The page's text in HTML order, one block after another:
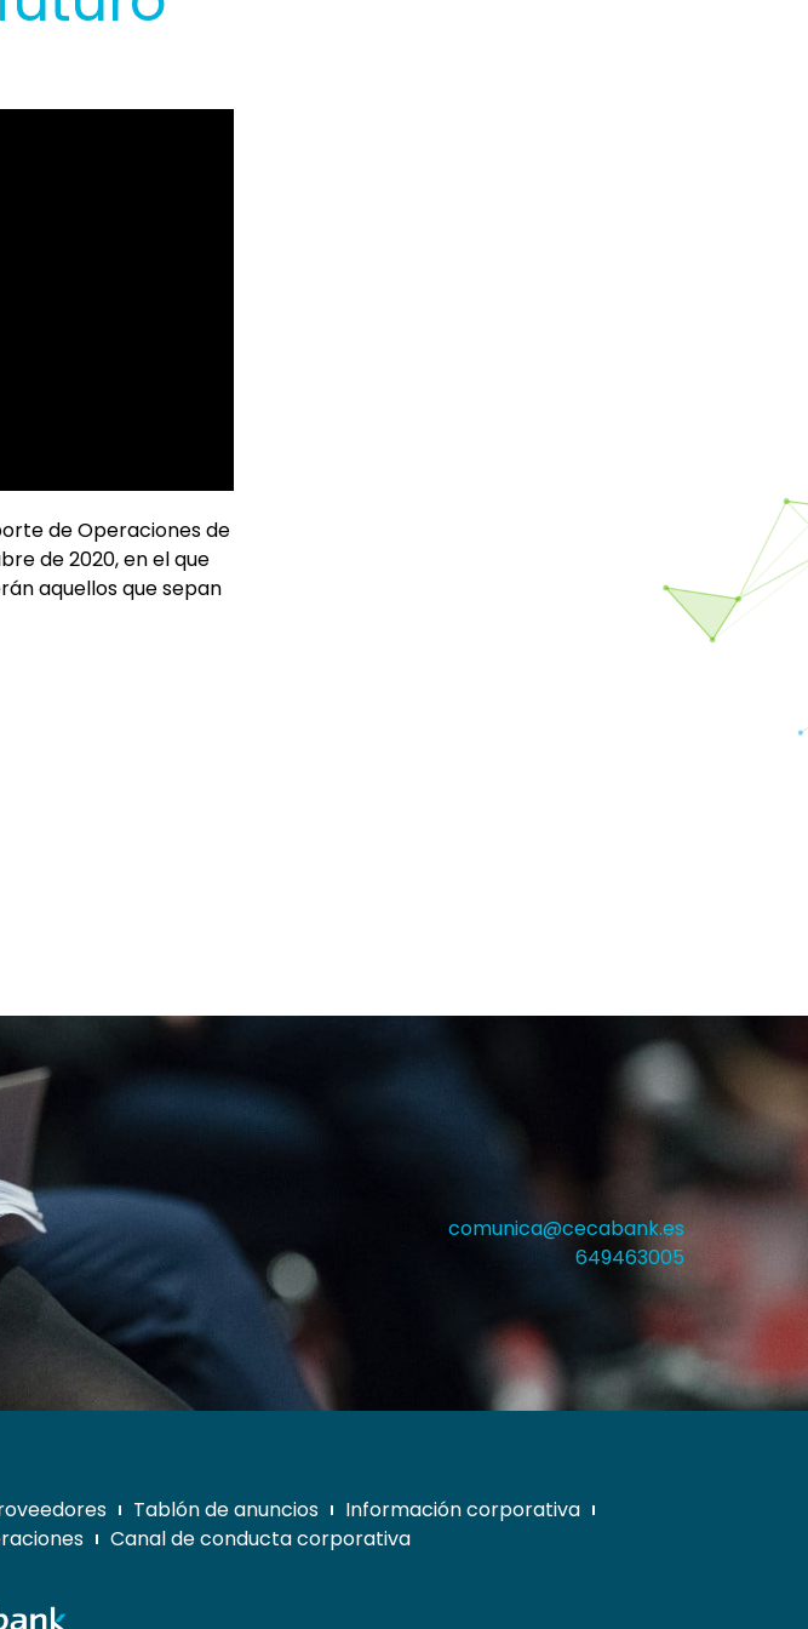
de Operaciones de
de 2020, en el que
aquellos que sepan
comunica@cecabank.es
649463005
Tablón de anuncios
Información corporativa
Canal de conducta corporativa